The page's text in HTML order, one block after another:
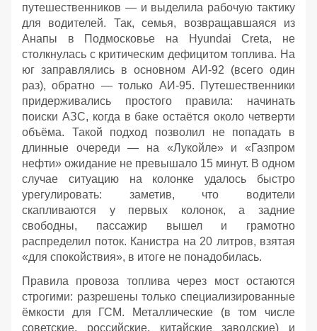
путешественников — и выделила рабочую тактику
для водителей. Так, семья, возвращавшаяся из
Анапы в Подмосковье на Hyundai Creta, не
столкнулась с критическим дефицитом топлива. На
юг заправлялись в основном АИ‑92 (всего один
раз), обратно — только АИ‑95. Путешественники
придерживались простого правила: начинать
поиски АЗС, когда в баке остаётся около четверти
объёма. Такой подход позволил не попадать в
длинные очереди — на «Лукойле» и «Газпром
нефти» ожидание не превышало 15 минут. В одном
случае ситуацию на колонке удалось быстро
урегулировать: заметив, что водители
скапливаются у первых колонок, а задние
свободны, пассажир вышел и грамотно
распределил поток. Канистра на 20 литров, взятая
«для спокойствия», в итоге не понадобилась.
Правила провоза топлива через мост остаются
строгими: разрешены только специализированные
ёмкости для ГСМ. Металлические (в том числе
советские, российские, китайские заводские) и